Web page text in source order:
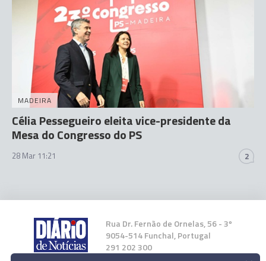
MADEIRA
Célia Pessegueiro eleita vice-presidente da
Mesa do Congresso do PS
28 Mar 11:21 2
Rua Dr. Fernão de Ornelas, 56 - 3º
9054-514 Funchal, Portugal
291 202 300